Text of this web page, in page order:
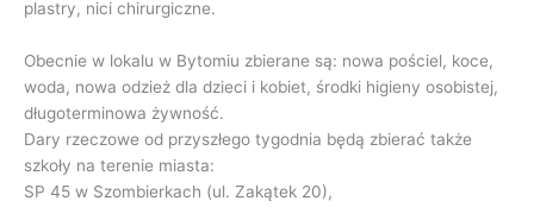
plastry, nici chirurgiczne.
Obecnie w lokalu w Bytomiu zbierane są: nowa pościel, koce,
woda, nowa odzież dla dzieci i kobiet, środki higieny osobistej,
długoterminowa żywność.
Dary rzeczowe od przyszłego tygodnia będą zbierać także
szkoły na terenie miasta:
SP 45 w Szombierkach (ul. Zakątek 20),